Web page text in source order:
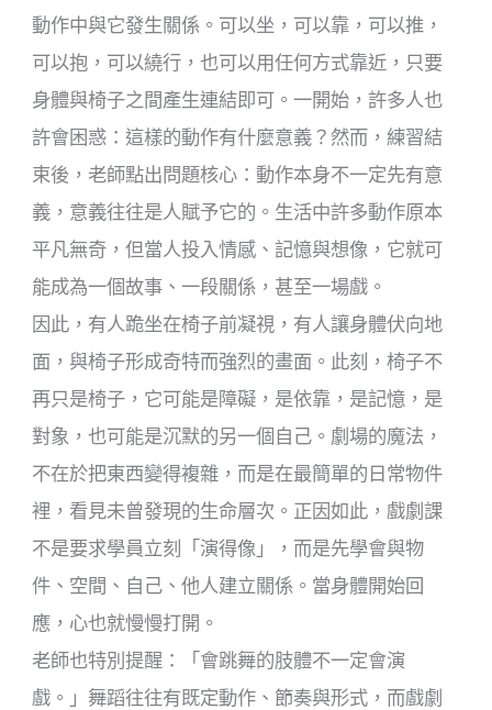
動作中與它發生關係。可以坐，可以靠，可以推，
可以抱，可以繞行，也可以用任何方式靠近，只要
身體與椅子之間產生連結即可。一開始，許多人也
許會困惑：這樣的動作有什麼意義？然而，練習結
束後，老師點出問題核心：動作本身不一定先有意
義，意義往往是人賦予它的。生活中許多動作原本
平凡無奇，但當人投入情感、記憶與想像，它就可
能成為一個故事、一段關係，甚至一場戲。
因此，有人跪坐在椅子前凝視，有人讓身體伏向地
面，與椅子形成奇特而強烈的畫面。此刻，椅子不
再只是椅子，它可能是障礙，是依靠，是記憶，是
對象，也可能是沉默的另一個自己。劇場的魔法，
不在於把東西變得複雜，而是在最簡單的日常物件
裡，看見未曾發現的生命層次。正因如此，戲劇課
不是要求學員立刻「演得像」，而是先學會與物
件、空間、自己、他人建立關係。當身體開始回
應，心也就慢慢打開。
老師也特別提醒：「會跳舞的肢體不一定會演
戲。」舞蹈往往有既定動作、節奏與形式，而戲劇